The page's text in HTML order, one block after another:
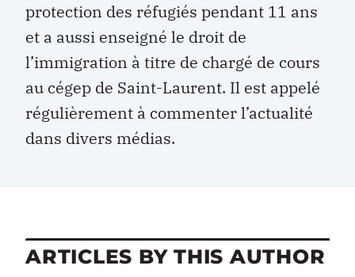
protection des réfugiés pendant 11 ans
et a aussi enseigné le droit de
l’immigration à titre de chargé de cours
au cégep de Saint-Laurent. Il est appelé
régulièrement à commenter l’actualité
dans divers médias.
ARTICLES BY THIS AUTHOR